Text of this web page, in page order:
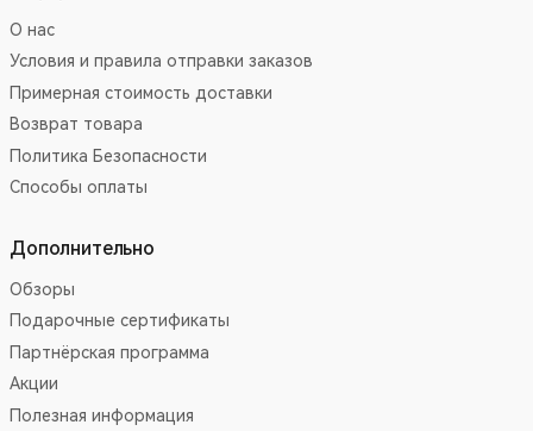
О нас
Условия и правила отправки заказов
Примерная стоимость доставки
Возврат товара
Политика Безопасности
Способы оплаты
Дополнительно
Обзоры
Подарочные сертификаты
Партнёрская программа
Акции
Полезная информация